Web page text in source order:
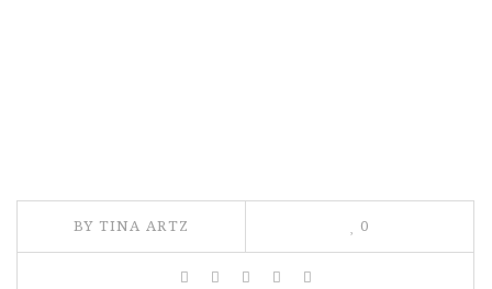
BY TINA ARTZ 0